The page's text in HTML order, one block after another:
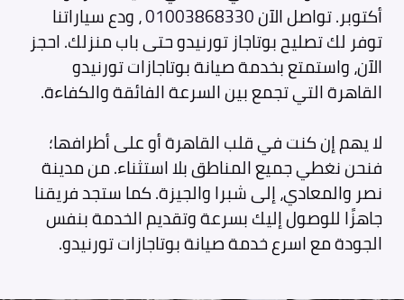
أكتوبر. تواصل الآن01003868330، ودع سياراتنا
توفر لك تصليح بوتاجاز تورنيدو حتى باب منزلك. احجز
الآن، واستمتع بخدمة صيانة بوتاجازات تورنيدو
القاهرة التي تجمع بين السرعة الفائقة والكفاءة.
لا يهم إن كنت في قلب القاهرة أو على أطرافها؛
فنحن نغطي جميع المناطق بلا استثناء. من مدينة
نصر والمعادي، إلى شبرا والجيزة. كما ستجد فريقنا
جاهزًا للوصول إليك بسرعة وتقديم الخدمة بنفس
الجودة مع اسرع خدمة صيانة بوتاجازات تورنيدو.